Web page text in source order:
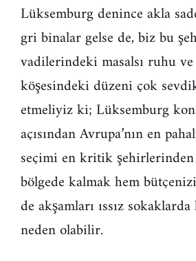
Lüksemburg denince akla
gri binalar gelse de, biz bu
vadilerindeki masalsı ruhu
köşesindeki düzeni çok
etmeliyiz ki; Lüksemburg
açısından Avrupa’nın en
seçimi en kritik şehirlerinden
bölgede kalmak hem
de akşamları ıssız
neden olabilir.